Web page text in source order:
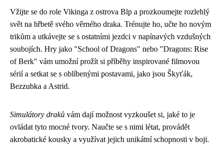
Vžijte se do role Vikinga z ostrova Blp a prozkoumejte rozlehlý
svět na hřbetě svého věrného draka. Trénujte ho, učte ho novým
trikům a utkávejte se s ostatními jezdci v napínavých vzdušných
soubojích. Hry jako "School of Dragons" nebo "Dragons: Rise
of Berk" vám umožní prožít si příběhy inspirované filmovou
sérií a setkat se s oblíbenými postavami, jako jsou Škyťák,
Bezzubka a Astrid.
Simulátory draků vám dají možnost vyzkoušet si, jaké to je
ovládat tyto mocné tvory. Naučte se s nimi létat, provádět
akrobatické kousky a využívat jejich unikátní schopnosti v boji.